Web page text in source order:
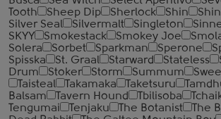
Tooth
Sheep Dip Sherlock Shin
Silver Seal
Silvermalt Singleton
SKYY
Smokestack Smokey Joe
Solera
Sorbet Sparkman Sperone
Spisska
St. Graal Starward Stateless
Drum
Stoker Storm Summum
Taisteal
Takamaka Taketsuru
Balsam
Tavern Hound Tbilisoba
Tengumai
Tenjaku The Botanist The